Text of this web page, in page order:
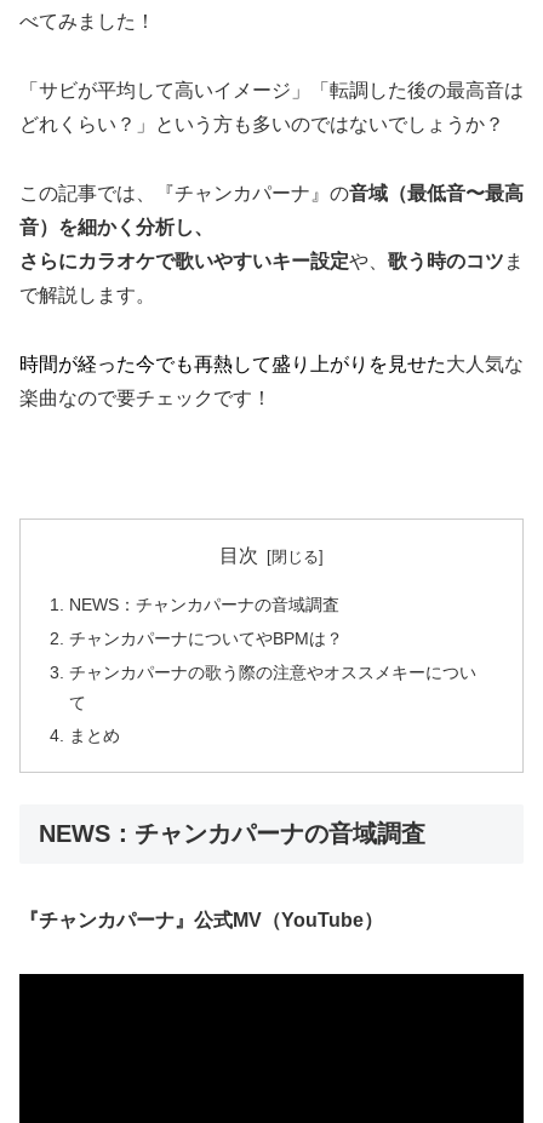
べてみました！
「サビが平均して高いイメージ」「転調した後の最高音は
どれくらい？」という方も多いのではないでしょうか？
この記事では、『チャンカパーナ』の音域（最低音〜最高
音）を細かく分析し、
さらにカラオケで歌いやすいキー設定や、 歌う時のコツ ま
で解説します。
時間が経った今でも再熱して盛り上がりを見せた大人気な
楽曲なので要チェックです！
目次
NEWS：チャンカパーナの音域調査
チャンカパーナについてやBPMは？
チャンカパーナの歌う際の注意やオススメキーについ
て
まとめ
NEWS：チャンカパーナの音域調査
『チャンカパーナ』公式MV（YouTube）